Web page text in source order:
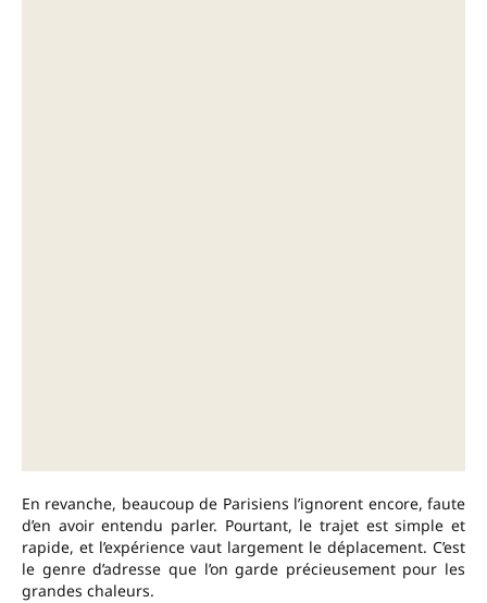
En revanche, beaucoup de Parisiens l’ignorent encore, faute
d’en avoir entendu parler. Pourtant, le trajet est simple et
rapide, et l’expérience vaut largement le déplacement. C’est
le genre d’adresse que l’on garde précieusement pour les
grandes chaleurs.